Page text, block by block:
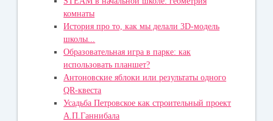
комнаты
История про то, как мы делали 3D-модель
школы...
Образовательная игра в парке: как
использовать планшет?
Антоновские яблоки или результаты одного
QR-квеста
Усадьба Петровское как строительный проект
А.П.Ганнибала